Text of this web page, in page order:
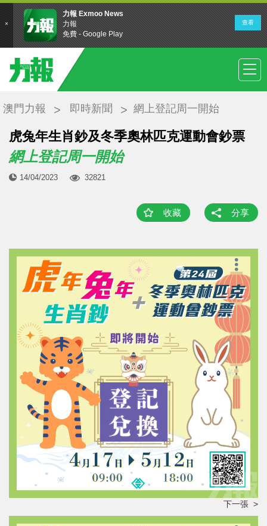
澳門力報 即時新聞 網上登記周一開始
虎兔年生肖鈔及冬季奧林匹克運動會鈔票
網上登記周一開始
14/04/2023 32821
收藏 分享
下一張 >